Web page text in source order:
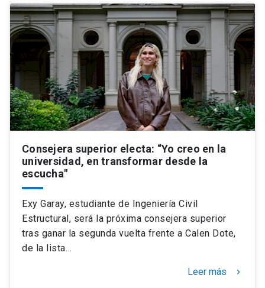
Consejera superior electa: “Yo creo en la
universidad, en transformar desde la
escucha"
Exy Garay, estudiante de Ingeniería Civil
Estructural, será la próxima consejera superior
tras ganar la segunda vuelta frente a Calen Dote,
de la lista…
Leer más keyboard_arrow_right